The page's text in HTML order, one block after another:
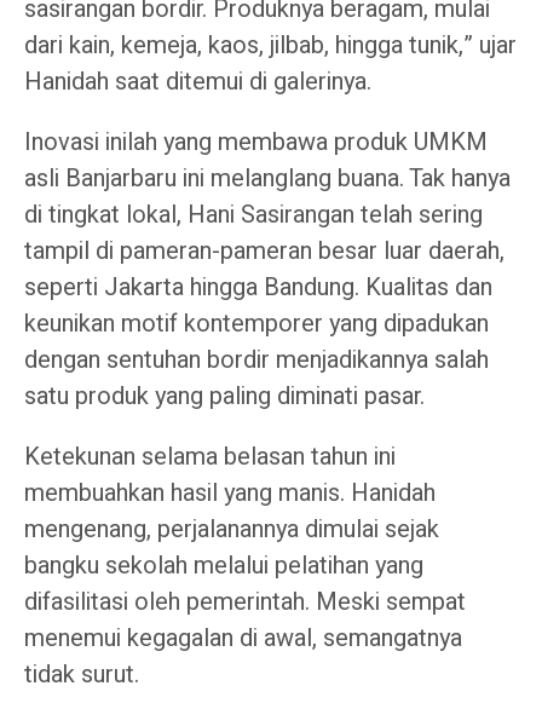
sasirangan bordir. Produknya beragam, mulai
dari kain, kemeja, kaos, jilbab, hingga tunik,” ujar
Hanidah saat ditemui di galerinya.
Inovasi inilah yang membawa produk UMKM
asli Banjarbaru ini melanglang buana. Tak hanya
di tingkat lokal, Hani Sasirangan telah sering
tampil di pameran-pameran besar luar daerah,
seperti Jakarta hingga Bandung. Kualitas dan
keunikan motif kontemporer yang dipadukan
dengan sentuhan bordir menjadikannya salah
satu produk yang paling diminati pasar.
Ketekunan selama belasan tahun ini
membuahkan hasil yang manis. Hanidah
mengenang, perjalanannya dimulai sejak
bangku sekolah melalui pelatihan yang
difasilitasi oleh pemerintah. Meski sempat
menemui kegagalan di awal, semangatnya
tidak surut.